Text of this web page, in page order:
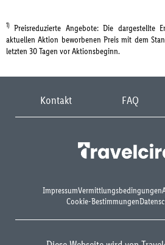
1) Preisreduzierte Angebote: Die dargestellte
aktuellen Aktion beworbenen Preis mit dem
letzten 30 Tagen vor Aktionsbeginn.
Kontakt FAQ
ImpressumVermittlungsbedingungen
Cookie-Bestimmungen